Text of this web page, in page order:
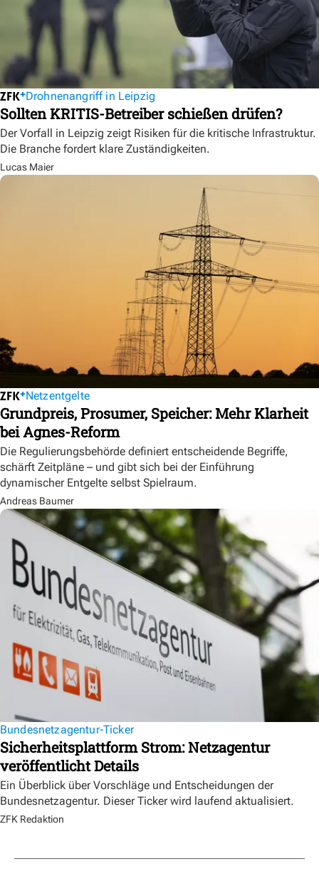
Drohnenangriff in Leipzig
Sollten KRITIS-Betreiber schießen drüfen?
Der Vorfall in Leipzig zeigt Risiken für die kritische Infrastruktur.
Die Branche fordert klare Zuständigkeiten.
Lucas Maier
Netzentgelte
Grundpreis, Prosumer, Speicher: Mehr Klarheit
bei Agnes-Reform
Die Regulierungsbehörde definiert entscheidende Begriffe,
schärft Zeitpläne – und gibt sich bei der Einführung
dynamischer Entgelte selbst Spielraum.
Andreas Baumer
Bundesnetzagentur-Ticker
Sicherheitsplattform Strom: Netzagentur
veröffentlicht Details
Ein Überblick über Vorschläge und Entscheidungen der
Bundesnetzagentur. Dieser Ticker wird laufend aktualisiert.
ZFK Redaktion